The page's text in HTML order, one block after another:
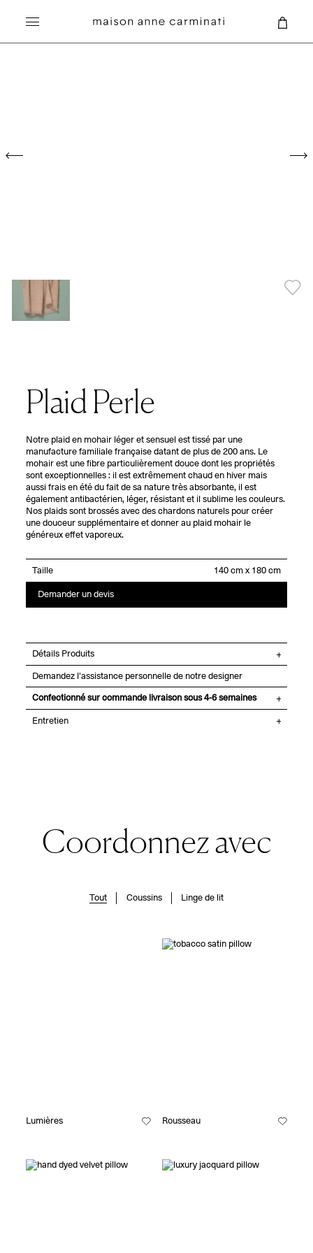
Plaid Perle
Notre plaid en mohair léger et sensuel est tissé par une
manufacture familiale française datant de plus de 200 ans. Le
mohair est une fibre particulièrement douce dont les propriétés
sont exceptionnelles : il est extrêmement chaud en hiver mais
aussi frais en été du fait de sa nature très absorbante, il est
également antibactérien, léger, résistant et il sublime les couleurs.
Nos plaids sont brossés avec des chardons naturels pour créer
une douceur supplémentaire et donner au plaid mohair le
généreux effet vaporeux.
Taille
Demander un devis
Détails Produits
Demandez l'assistance personnelle de notre designer
Confectionné sur commande livraison sous 4-6 semaines
Entretien
Coordonnez avec
Tout Coussins Linge de lit
Lumières Rousseau